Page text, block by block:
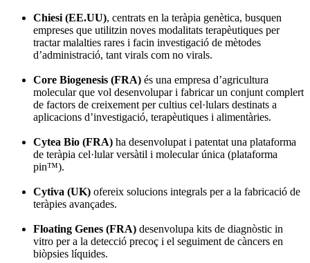
Chiesi (EE.UU), centrats en la teràpia genètica, busquen
empreses que utilitzin noves modalitats terapèutiques per
tractar malalties rares i facin investigació de mètodes
d’administració, tant virals com no virals.
Core Biogenesis (FRA) és una empresa d’agricultura
molecular que vol desenvolupar i fabricar un conjunt complert
de factors de creixement per cultius cel·lulars destinats a
aplicacions d’investigació, terapèutiques i alimentàries.
Cytea Bio (FRA) ha desenvolupat i patentat una plataforma
de teràpia cel·lular versàtil i molecular única (plataforma
pin™).
Cytiva (UK) ofereix solucions integrals per a la fabricació de
teràpies avançades.
Floating Genes (FRA) desenvolupa kits de diagnòstic in
vitro per a la detecció precoç i el seguiment de càncers en
biòpsies líquides.